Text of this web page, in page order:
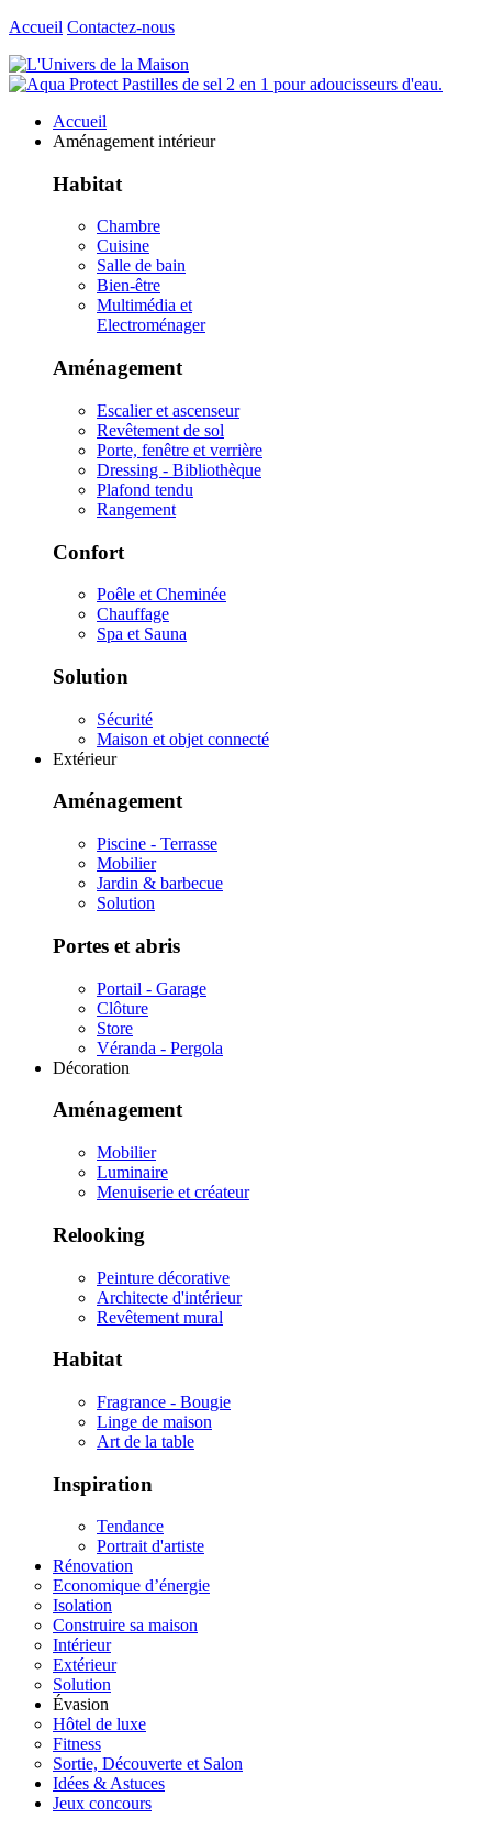
Accueil Contactez-nous
Accueil
Aménagement intérieur
Habitat
Chambre
Cuisine
Salle de bain
Bien-être
Multimédia et
Electroménager
Aménagement
Escalier et ascenseur
Revêtement de sol
Porte, fenêtre et verrière
Dressing - Bibliothèque
Plafond tendu
Rangement
Confort
Poêle et Cheminée
Chauffage
Spa et Sauna
Solution
Sécurité
Maison et objet connecté
Extérieur
Aménagement
Piscine - Terrasse
Mobilier
Jardin & barbecue
Solution
Portes et abris
Portail - Garage
Clôture
Store
Véranda - Pergola
Décoration
Aménagement
Mobilier
Luminaire
Menuiserie et créateur
Relooking
Peinture décorative
Architecte d'intérieur
Revêtement mural
Habitat
Fragrance - Bougie
Linge de maison
Art de la table
Inspiration
Tendance
Portrait d'artiste
Rénovation
Economique d’énergie
Isolation
Construire sa maison
Intérieur
Extérieur
Solution
Évasion
Hôtel de luxe
Fitness
Sortie, Découverte et Salon
Idées & Astuces
Jeux concours